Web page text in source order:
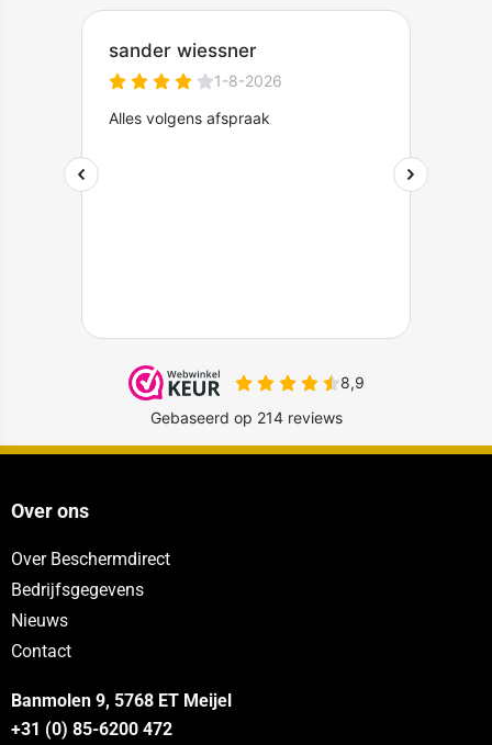
Over ons
Over Beschermdirect
Bedrijfsgegevens
Nieuws
Contact
Banmolen 9, 5768 ET Meijel
+31 (0) 85-6200 472